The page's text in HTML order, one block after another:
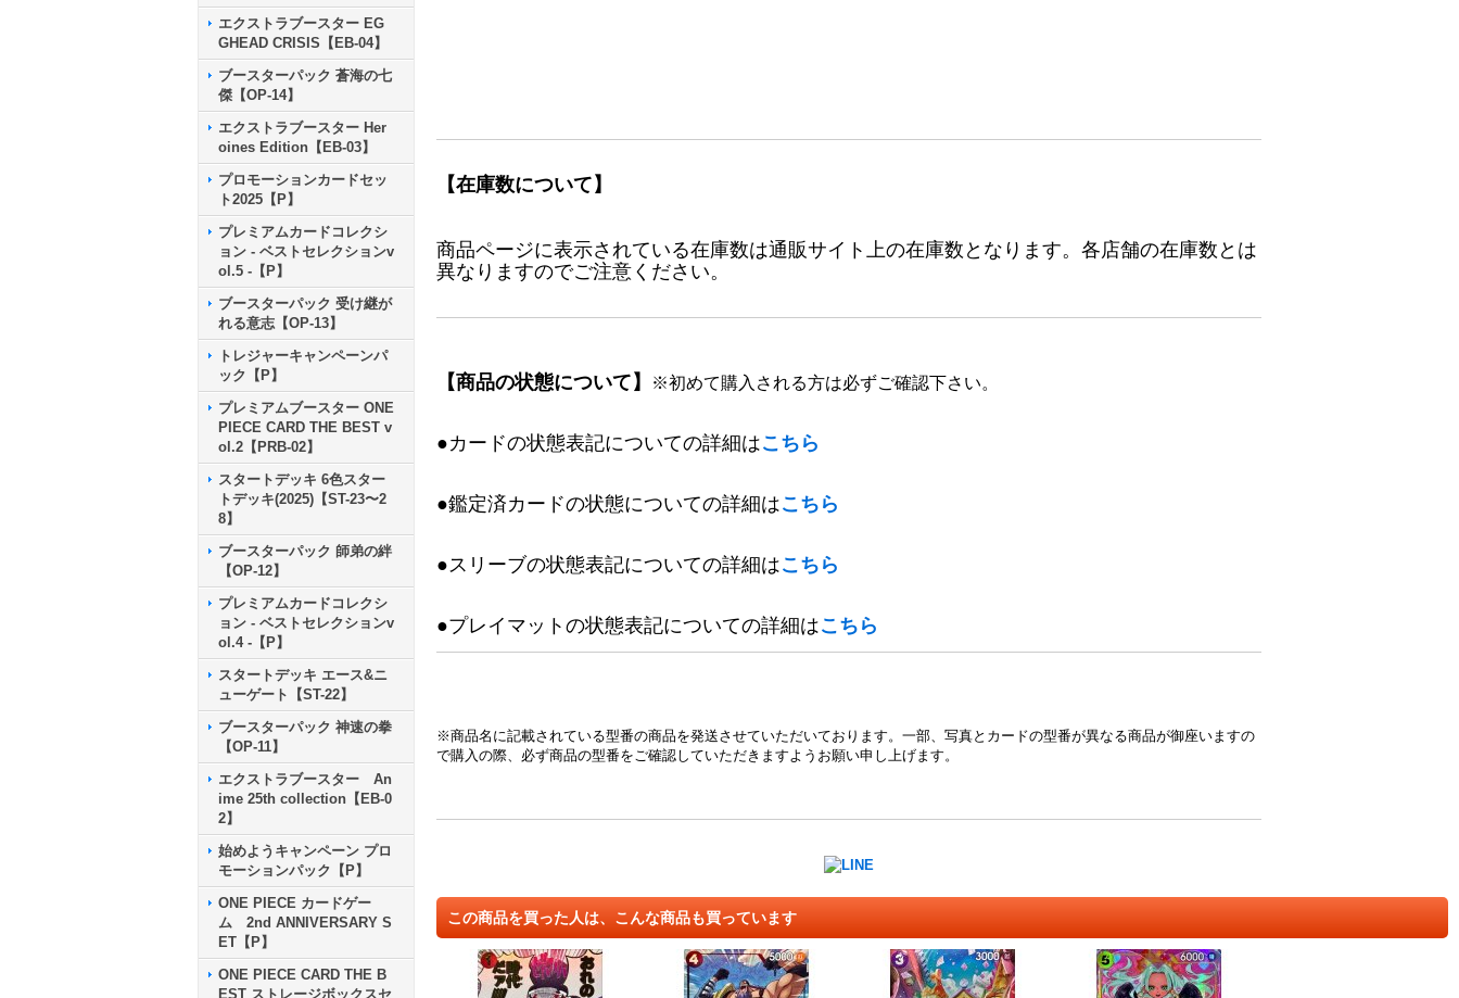
エクストラブースター EG
GHEAD CRISIS【EB-04】
ブースターパック 蒼海の七
傑【OP-14】
エクストラブースター Her
oines Edition【EB-03】
プロモーションカードセッ
ト2025【P】
プレミアムカードコレクシ
ョン - ベストセレクションv
ol.5 -【P】
ブースターパック 受け継が
れる意志【OP-13】
トレジャーキャンペーンパ
ック【P】
プレミアムブースター ONE
PIECE CARD THE BEST v
ol.2【PRB-02】
スタートデッキ 6色スター
トデッキ(2025)【ST-23〜2
8】
ブースターパック 師弟の絆
【OP-12】
プレミアムカードコレクシ
ョン - ベストセレクションv
ol.4 -【P】
スタートデッキ エース&ニ
ューゲート【ST-22】
ブースターパック 神速の拳
【OP-11】
エクストラブースター An
ime 25th collection【EB-0
2】
始めようキャンペーン プロ
モーションパック【P】
ONE PIECE カードゲー
ム 2nd ANNIVERSARY S
ET【P】
ONE PIECE CARD THE B
EST ストレージボックスセ
【在庫数について】
商品ページに表示されている在庫数は通販サイト上の在庫数となります。各店舗の在庫数とは
異なりますのでご注意ください。
【商品の状態について】 ※初めて購入される方は必ずご確認下さい。
●カードの状態表記についての詳細はこちら
●鑑定済カードの状態についての詳細はこちら
●スリーブの状態表記についての詳細はこちら
●プレイマットの状態表記についての詳細はこちら
※商品名に記載されている型番の商品を発送させていただいております。一部、写真とカードの型番が異なる商品が御座いますの
で購入の際、必ず商品の型番をご確認していただきますようお願い申し上げます。
この商品を買った人は、こんな商品も買っています